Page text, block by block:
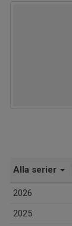
Alla serier
2026
2025